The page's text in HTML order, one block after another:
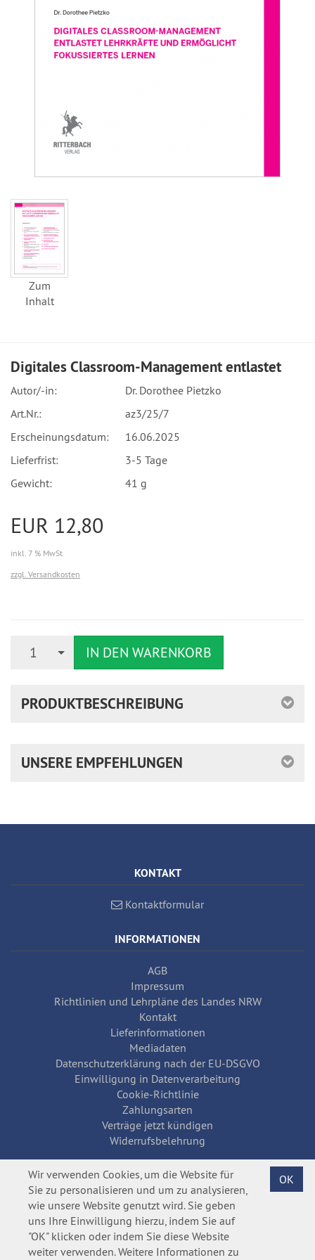
Wir verwenden Cookies, um die Website für
Sie zu personalisieren und um zu analysieren,
wie unsere Website genutzt wird. Sie geben
uns Ihre Einwilligung hierzu, indem Sie auf
"OK" klicken oder indem Sie diese Website
weiter verwenden. Weitere Informationen zu
OK
Zum
Inhalt
Digitales Classroom-Management entlastet
Autor/-in:
Dr. Dorothee Pietzko
Art.Nr.:
az3/25/7
Erscheinungsdatum:
16.06.2025
Lieferfrist:
3-5 Tage
Gewicht:
41 g
EUR 12,80
inkl. 7 % MwSt
zzgl. Versandkosten
1 IN DEN WARENKORB
PRODUKTBESCHREIBUNG
UNSERE EMPFEHLUNGEN
KONTAKT
Kontaktformular
INFORMATIONEN
AGB
Impressum
Richtlinien und Lehrpläne des Landes NRW
Kontakt
Lieferinformationen
Mediadaten
Datenschutzerklärung nach der EU-DSGVO
Einwilligung in Datenverarbeitung
Cookie-Richtlinie
Zahlungsarten
Verträge jetzt kündigen
Widerrufsbelehrung